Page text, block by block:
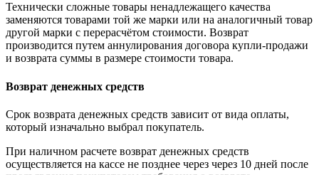
Технически сложные товары ненадлежащего качества
заменяются товарами той же марки или на аналогичный товар
другой марки с перерасчётом стоимости. Возврат
производится путем аннулирования договора купли-продажи
и возврата суммы в размере стоимости товара.
Возврат денежных средств
Срок возврата денежных средств зависит от вида оплаты,
который изначально выбрал покупатель.
При наличном расчете возврат денежных средств
осуществляется на кассе не позднее через через 10 дней после